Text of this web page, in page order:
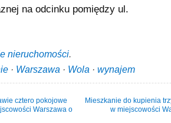
na odcinku pomiędzy ul.
nieruchomości.
· Warszawa · Wola · wynajem
cztero pokojowe
Warszawa o
Mieszkanie do kupienia
w miejscowości